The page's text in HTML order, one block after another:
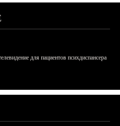
для пациентов психдиспансера